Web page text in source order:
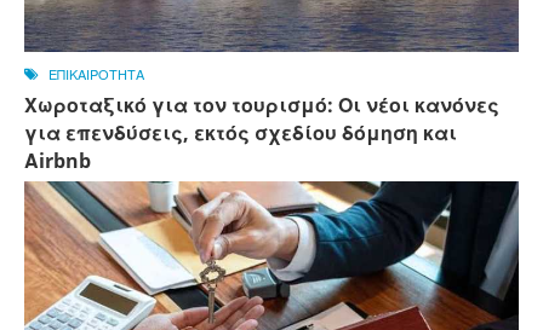
ΕΠΙΚΑΙΡΟΤΗΤΑ
Χωροταξικό για τον τουρισμό: Οι νέοι κανόνες
για επενδύσεις, εκτός σχεδίου δόμηση και
Αirbnb